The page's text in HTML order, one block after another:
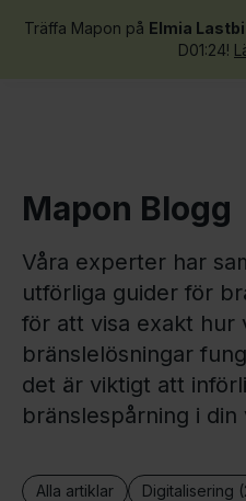
Träffa Mapon på Elmia
D01:24!
Mapon Blogg
Våra experter har
utförliga guider för
för att visa exakt hur
bränslelösningar
det är viktigt att
bränslespårning i din
Alla artiklar
Digitalisering